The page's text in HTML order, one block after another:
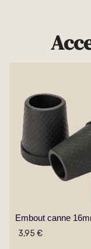
Embout canne
3,95 €